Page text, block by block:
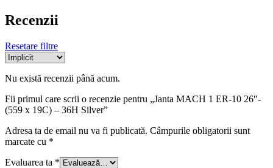
Recenzii
Resetare filtre
Nu există recenzii până acum.
Fii primul care scrii o recenzie pentru „Janta MACH 1 ER-10 26″-
(559 x 19C) – 36H Silver”
Adresa ta de email nu va fi publicată. Câmpurile obligatorii sunt
marcate cu *
Evaluarea ta *